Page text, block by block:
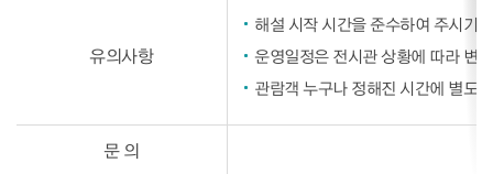
유의사항
해설 시작 시간을 준수하여 주시기
운영일정은 전시관 상황에 따라 변
관람객 누구나 정해진 시간에 별도
문 의